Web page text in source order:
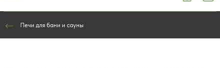
Печи для бани и сауны